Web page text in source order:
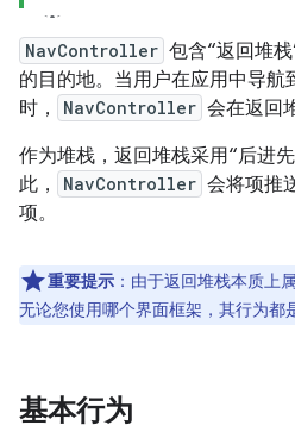
NavController 包含“返回堆
的目的地。当用户在应用中导航
时，
NavController 会在返回
作为堆栈，返回堆栈采用“后进
此，
NavController 会将项推
项。
重要提示 ：由于返回堆栈本质上
无论您使用哪个界面框架，其行为都
基本行为